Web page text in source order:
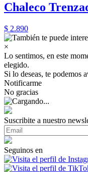
Chaleco
$ 2.890
×
Lo sentimos, en este
elegido.
Si lo deseas, te podemos
Notificarme
No gracias
Suscribite a nuestro
Seguinos en